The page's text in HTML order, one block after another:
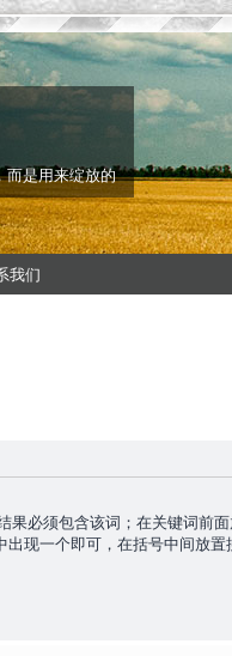
而是用来绽放的
我们
果必须包含该词；在关键词前
出现一个即可，在括号中间放置